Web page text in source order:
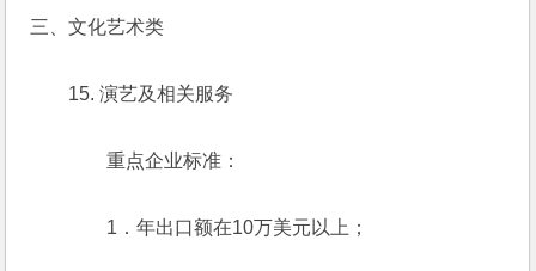
三、文化艺术类
15. 演艺及相关服务
重点企业标准：
1．年出口额在10万美元以上；